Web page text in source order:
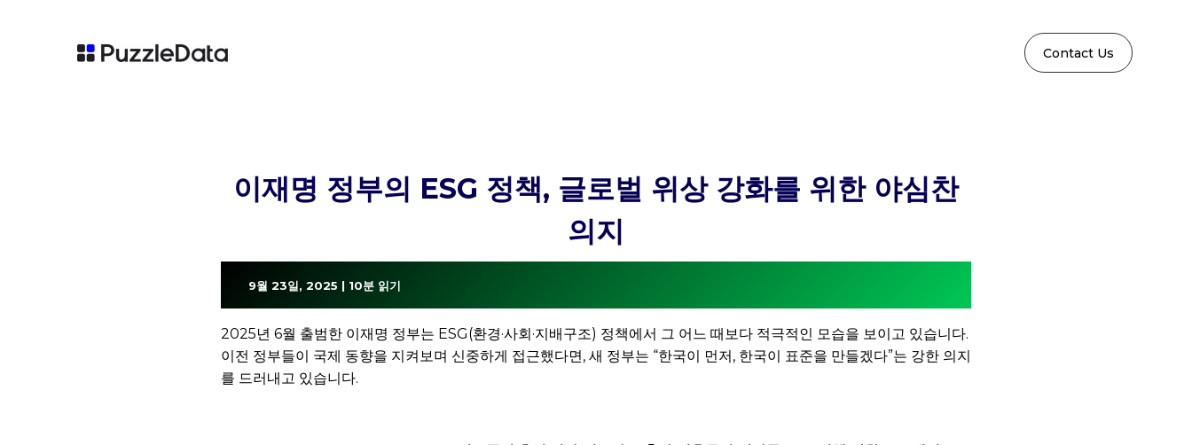
Contact Us
이재명 정부의 ESG 정책, 글로벌 위상 강화를 위한 야심찬
의지
9월 23일, 2025 | 10분 읽기
2025년 6월 출범한 이재명 정부는 ESG(환경·사회·지배구조) 정책에서 그 어느 때보다 적극적인 모습을 보이고 있습니다.
이전 정부들이 국제 동향을 지켜보며 신중하게 접근했다면, 새 정부는 “한국이 먼저, 한국이 표준을 만들겠다”는 강한 의지
를 드러내고 있습니다.